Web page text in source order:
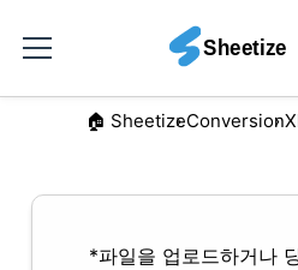
🏠︎ SheetizeConversion
*파일을 업로드하거나